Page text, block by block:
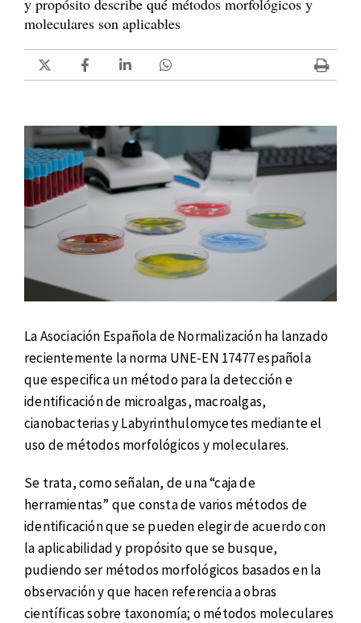
y propósito describe qué métodos morfológicos y
moleculares son aplicables
La Asociación Española de Normalización ha lanzado
recientemente la norma UNE-EN 17477 española
que especifica un método para la detección e
identificación de microalgas, macroalgas,
cianobacterias y Labyrinthulomycetes mediante el
uso de métodos morfológicos y moleculares.
Se trata, como señalan, de una “caja de
herramientas” que consta de varios métodos de
identificación que se pueden elegir de acuerdo con
la aplicabilidad y propósito que se busque,
pudiendo ser métodos morfológicos basados en la
observación y que hacen referencia a obras
científicas sobre taxonomía; o métodos moleculares